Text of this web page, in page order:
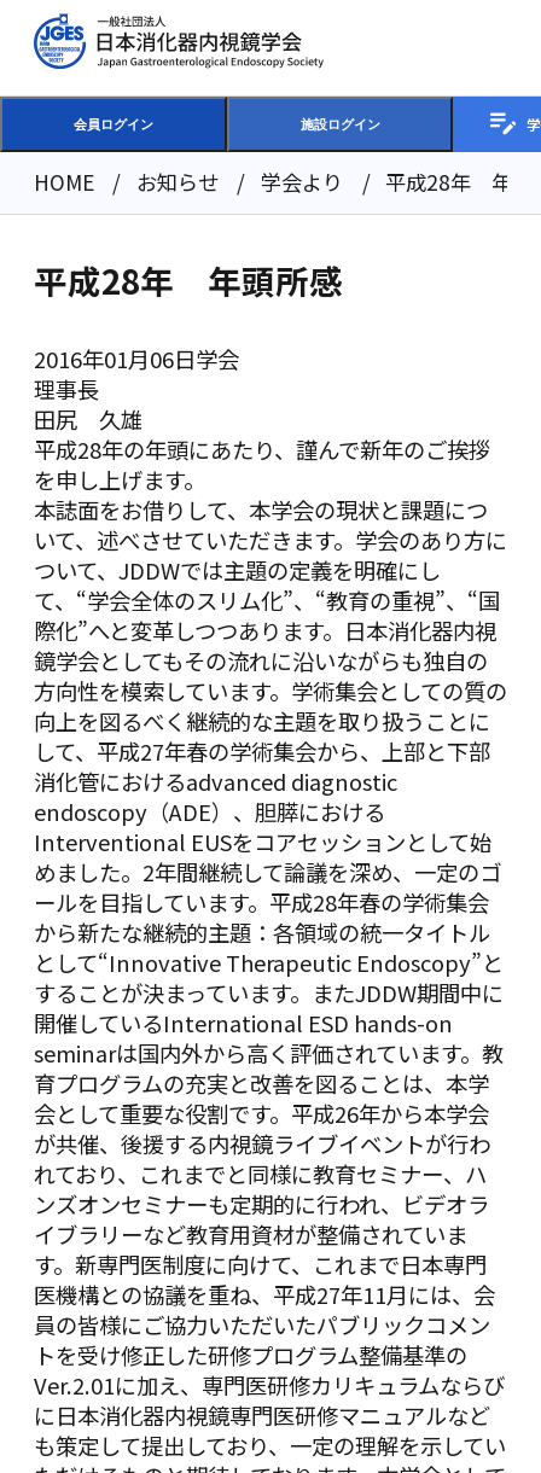
会員ログイン 施設ログイン
HOME お知らせ 学会より 平成28年 年頭
2016年01月06日学会
平成28年 年頭所感
理事長
田尻 久雄
平成28年の年頭にあたり、謹んで新年のご挨拶
を申し上げます。
本誌面をお借りして、本学会の現状と課題につ
いて、述べさせていただきます。学会のあり方に
ついて、JDDWでは主題の定義を明確にし
て、“学会全体のスリム化”、“教育の重視”、“国
際化”へと変革しつつあります。日本消化器内視
鏡学会としてもその流れに沿いながらも独自の
方向性を模索しています。学術集会としての質の
向上を図るべく継続的な主題を取り扱うことに
して、平成27年春の学術集会から、上部と下部
消化管におけるadvanced diagnostic
endoscopy（ADE）、胆膵における
Interventional EUSをコアセッションとして始
めました。2年間継続して論議を深め、一定のゴ
ールを目指しています。平成28年春の学術集会
から新たな継続的主題：各領域の統一タイトル
として“Innovative Therapeutic Endoscopy”と
することが決まっています。またJDDW期間中に
開催しているInternational ESD hands-on
seminarは国内外から高く評価されています。教
育プログラムの充実と改善を図ることは、本学
会として重要な役割です。平成26年から本学会
が共催、後援する内視鏡ライブイベントが行わ
れており、これまでと同様に教育セミナー、ハ
ンズオンセミナーも定期的に行われ、ビデオラ
イブラリーなど教育用資材が整備されていま
す。新専門医制度に向けて、これまで日本専門
医機構との協議を重ね、平成27年11月には、会
員の皆様にご協力いただいたパブリックコメン
トを受け修正した研修プログラム整備基準の
Ver.2.01に加え、専門医研修カリキュラムならび
に日本消化器内視鏡専門医研修マニュアルなど
も策定して提出しており、一定の理解を示してい